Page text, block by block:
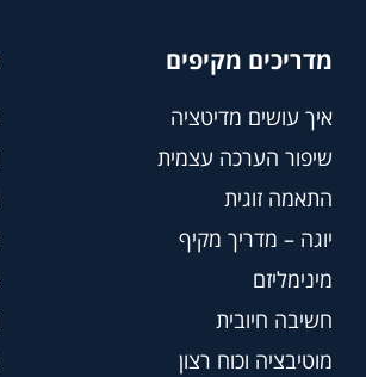
מדריכים מקיפים
איך עושים מדיטציה
שיפור הערכה עצמית
התאמה זוגית
יוגה – מדריך מקיף
מינימליזם
חשיבה חיובית
מוטיבציה וכוח רצון